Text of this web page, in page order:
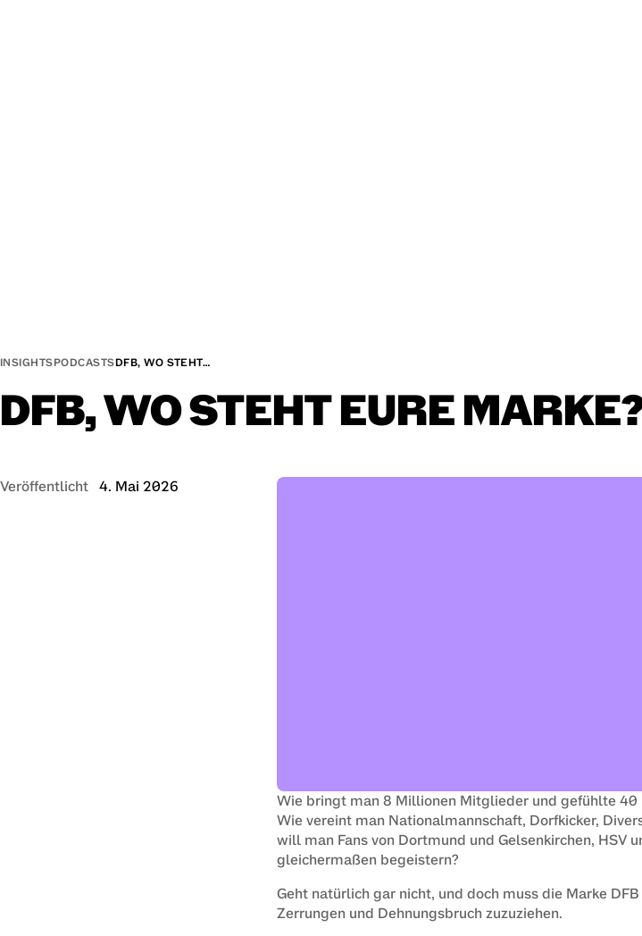
INSIGHTSPODCASTSDFB, WO STEHT…
DFB,WOSTEHTEURE
Veröffentlicht 4. Mai 2026
Wie bringt man 8 Millionen Mitglieder und gefühlte
Wie vereint man Nationalmannschaft, Dorfkicker,
will man Fans von Dortmund und Gelsenkirchen, HSV
gleichermaßen begeistern?
Geht natürlich gar nicht, und doch muss die Marke
Zerrungen und Dehnungsbruch zuzuziehen.